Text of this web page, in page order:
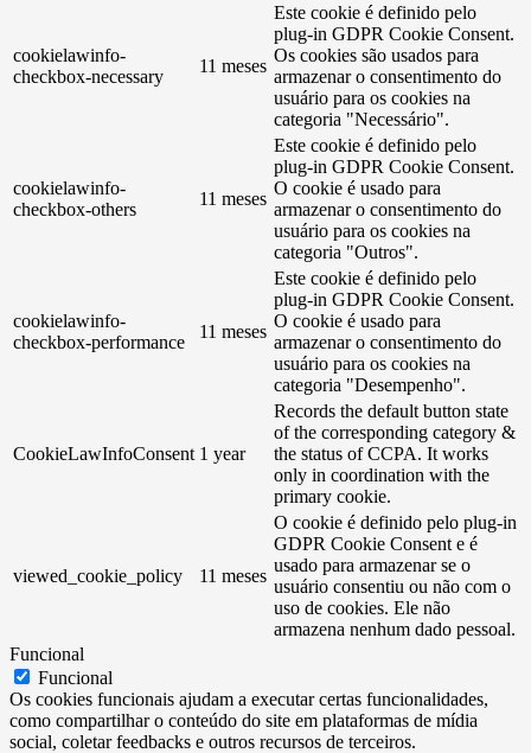
cookielawinfo-
checkbox-necessary
11 meses
Este cookie é definido pelo
plug-in GDPR Cookie Consent.
Os cookies são usados ​​para
armazenar o consentimento do
usuário para os cookies na
categoria "Necessário".
cookielawinfo-
checkbox-others
11 meses
Este cookie é definido pelo
plug-in GDPR Cookie Consent.
O cookie é usado para
armazenar o consentimento do
usuário para os cookies na
categoria "Outros".
cookielawinfo-
checkbox-performance
11 meses
Este cookie é definido pelo
plug-in GDPR Cookie Consent.
O cookie é usado para
armazenar o consentimento do
usuário para os cookies na
categoria "Desempenho".
CookieLawInfoConsent 1 year
Records the default button state
of the corresponding category &
the status of CCPA. It works
only in coordination with the
primary cookie.
viewed_cookie_policy 11 meses
O cookie é definido pelo plug-in
GDPR Cookie Consent e é
usado para armazenar se o
usuário consentiu ou não com o
uso de cookies. Ele não
armazena nenhum dado pessoal.
Funcional
Funcional
Os cookies funcionais ajudam a executar certas funcionalidades,
como compartilhar o conteúdo do site em plataformas de mídia
social, coletar feedbacks e outros recursos de terceiros.